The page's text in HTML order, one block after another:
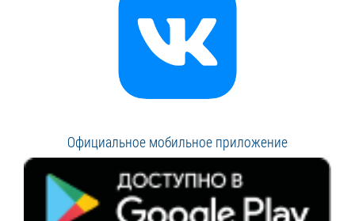
Официальное мобильное приложение